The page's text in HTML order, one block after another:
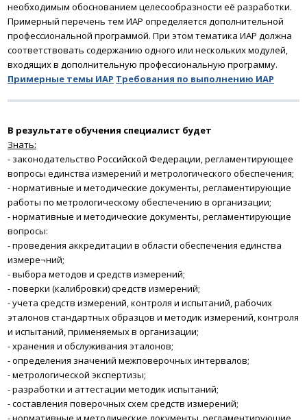
необходимым обоснованием целесообразности её разработки.
Примерный перечень тем ИАР определяется дополнительной
профессиональной программой. При этом тематика ИАР должна
соответствовать содержанию одного или нескольких модулей,
входящих в дополнительную профессиональную программу.
Примерные темы ИАР Требования по выполнению ИАР
В результате обучения специалист будет
Знать:
- законодательство Российской Федерации, регламентирующее
вопросы единства измерений и метрологического обеспечения;
-нормативные и методические документы, регламентирующие
работы по метрологическому обеспечению в организации;
-нормативные и методические документы, регламентирующие
вопросы:
-проведения аккредитации в области обеспечения единства
измере¬ний;
-выбора методов и средств измерений;
-поверки (калибровки) средств измерений;
-учета средств измерений, контроля и испытаний, рабочих
эталонов стандартных образцов и методик измерений, контроля
и испытаний, применяемых в организации;
-хранения и обслуживания эталонов;
-определения значений межповерочных интервалов;
-метрологической экспертизы;
-разработки и аттестации методик испытаний;
-составления поверочных схем средств измерений;